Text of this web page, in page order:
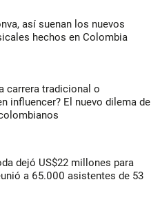
así suenan los nuevos
hechos en Colombia
carrera tradicional o
influencer? El nuevo dilema de
dejó US$22 millones para
a 65.000 asistentes de 53